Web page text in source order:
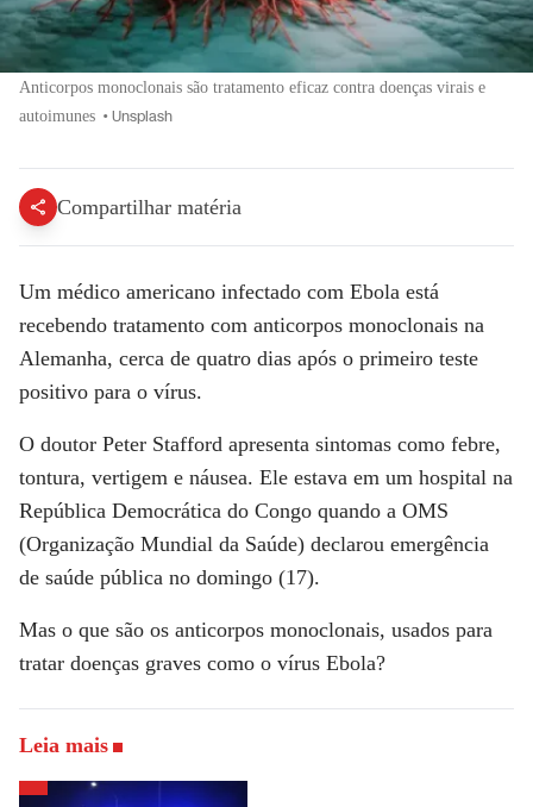
Anticorpos monoclonais são tratamento eficaz contra doenças virais e
autoimunes •Unsplash
Compartilhar matéria
Um médico americano infectado com Ebola está
recebendo tratamento com anticorpos monoclonais na
Alemanha, cerca de quatro dias após o primeiro teste
positivo para o vírus.
O doutor Peter Stafford apresenta sintomas como febre,
tontura, vertigem e náusea. Ele estava em um hospital na
República Democrática do Congo quando a OMS
(Organização Mundial da Saúde) declarou emergência
de saúde pública no domingo (17).
Mas o que são os anticorpos monoclonais, usados para
tratar doenças graves como o vírus Ebola?
Leia mais